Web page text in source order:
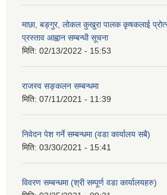
माछा, बङ्गुर, लोकल कुखुरा पालक कृषकलाई
प्रस्ताव आह्वान सम्बन्धी सूचना
मिति: 02/13/2022 - 15:53
राजस्व सङ्कलन सम्बन्धमा
मिति: 07/11/2021 - 11:39
निवेदन पेश गर्ने सम्बन्धमा (वडा कार्यालय सबै)
मिति: 03/30/2021 - 15:41
विवरण सम्बन्धमा (श्री सम्पूर्ण वडा कार्यालयहरु)